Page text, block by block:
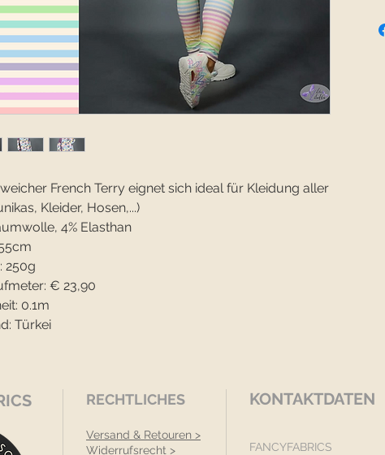
French Terry eignet sich ideal für Kleidung aller
Kleider, Hosen,...)
4% Elasthan
250g
€ 23,90
0.1m
Türkei
RECHTLICHES
Versand & Retouren >
Widerrufsrecht >
KONTAKTDATEN
FANCYFABRICS